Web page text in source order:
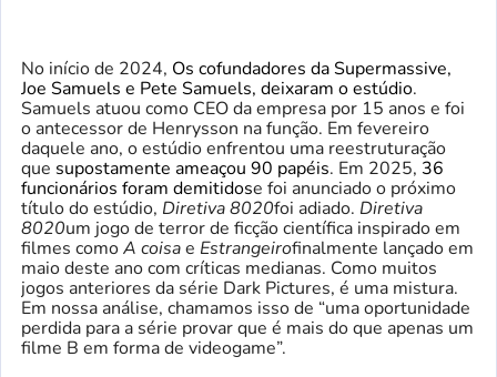
No início de 2024, Os cofundadores da Supermassive,
Joe Samuels e Pete Samuels, deixaram o estúdio.
Samuels atuou como CEO da empresa por 15 anos e foi
o antecessor de Henrysson na função. Em fevereiro
daquele ano, o estúdio enfrentou uma reestruturação
que supostamente ameaçou 90 papéis. Em 2025, 36
funcionários foram demitidose foi anunciado o próximo
título do estúdio, Diretiva 8020foi adiado. Diretiva
8020um jogo de terror de ficção científica inspirado em
filmes comoA coisae Estrangeirofinalmente lançado em
maio deste ano com críticas medianas. Como muitos
jogos anteriores da série Dark Pictures, é uma mistura.
Em nossa análise, chamamos isso de “uma oportunidade
perdida para a série provar que é mais do que apenas um
filme B em forma de videogame”.